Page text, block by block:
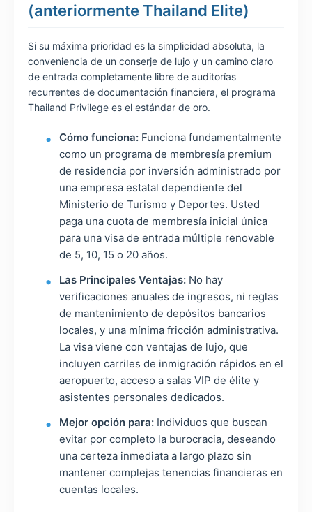
(anteriormente Thailand Elite)
Si su máxima prioridad es la simplicidad absoluta, la
conveniencia de un conserje de lujo y un camino claro
de entrada completamente libre de auditorías
recurrentes de documentación financiera, el programa
Thailand Privilege es el estándar de oro.
Cómo funciona: Funciona fundamentalmente
como un programa de membresía premium
de residencia por inversión administrado por
una empresa estatal dependiente del
Ministerio de Turismo y Deportes. Usted
paga una cuota de membresía inicial única
para una visa de entrada múltiple renovable
de 5, 10, 15 o 20 años.
Las Principales Ventajas: No hay
verificaciones anuales de ingresos, ni reglas
de mantenimiento de depósitos bancarios
locales, y una mínima fricción administrativa.
La visa viene con ventajas de lujo, que
incluyen carriles de inmigración rápidos en el
aeropuerto, acceso a salas VIP de élite y
asistentes personales dedicados.
Mejor opción para: Individuos que buscan
evitar por completo la burocracia, deseando
una certeza inmediata a largo plazo sin
mantener complejas tenencias financieras en
cuentas locales.